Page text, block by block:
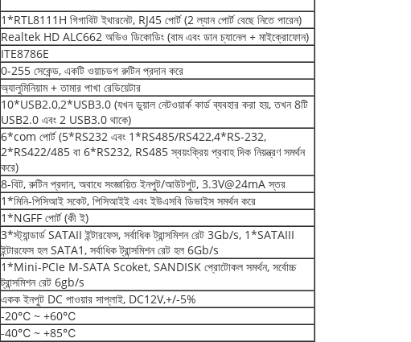
1*RTL8111H গিগাবিট ইথারনেট, RJ45 পোর্ট (2 ল্যান পোর্ট বেছে নিতে পারেন)
Realtek HD ALC662 অডিও ডিকোডিং (বাম এবং ডান চ্যানেল + মাইক্রোফোন)
ITE8786E
0-255 সেকেন্ড, একটি ওয়াচডগ রুটিন প্রদান করে
অ্যালুমিনিয়াম + তামার পাখা রেডিয়েটার
10*USB2.0,2*USB3.0 (যখন ডুয়াল নেটওয়ার্ক কার্ড ব্যবহার করা হয়, তখন 8টি
USB2.0 এবং 2 USB3.0 থাকে)
6*com পোর্ট (5*RS232 এবং 1*RS485/RS422,4*RS-232,
2*RS422/485 বা 6*RS232, RS485 স্বয়ংক্রিয় প্রবাহ দিক নিয়ন্ত্রণ সমর্থন
করে)
8-বিট, রুটিন প্রদান, অবাধে সংজ্ঞায়িত ইনপুট/আউটপুট, 3.3V@24mA স্তর
1*মিনি-পিসিআই সকেট, পিসিআইই এবং ইউএসবি ডিভাইস সমর্থন করে
1*NGFF পোর্ট (কী ই)
3*স্ট্যান্ডার্ড SATAII ইন্টারফেস, সর্বাধিক ট্রান্সমিশন রেট 3Gb/s, 1*SATAIII
ইন্টারফেস হল SATA1, সর্বাধিক ট্রান্সমিশন রেট হল 6Gb/s
1*Mini-PCIe M-SATA Scoket, SANDISK প্রোটোকল সমর্থন, সর্বোচ্চ
ট্রান্সমিশন রেট 6gb/s
একক ইনপুট DC পাওয়ার সাপ্লাই, DC12V,+/-5%
-20℃ ~ +60℃
-40℃ ~ +85℃